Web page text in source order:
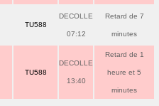
TU588
DECOLLE
07:12
Retard de 7
minutes
TU588
DECOLLE
13:40
Retard de 1
heure et 5
minutes